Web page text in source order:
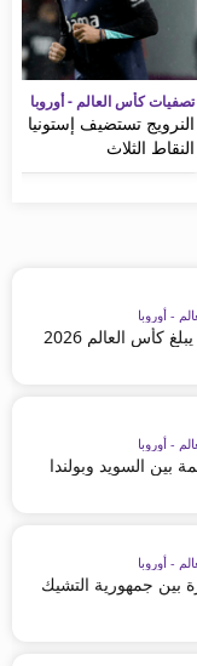
تصفيات كأس العالم - أوروبا
النرويج تستضيف إستونيا
النقاط الثلاث
- أوروبا
كأس العالم 2026
- أوروبا
بين السويد وبولندا
- أوروبا
بين جمهورية التشيك